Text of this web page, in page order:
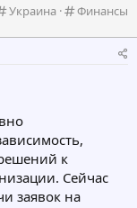
К
т
и
я
Украина
К
т
я
Финансы
к
Сейчас
заявок на